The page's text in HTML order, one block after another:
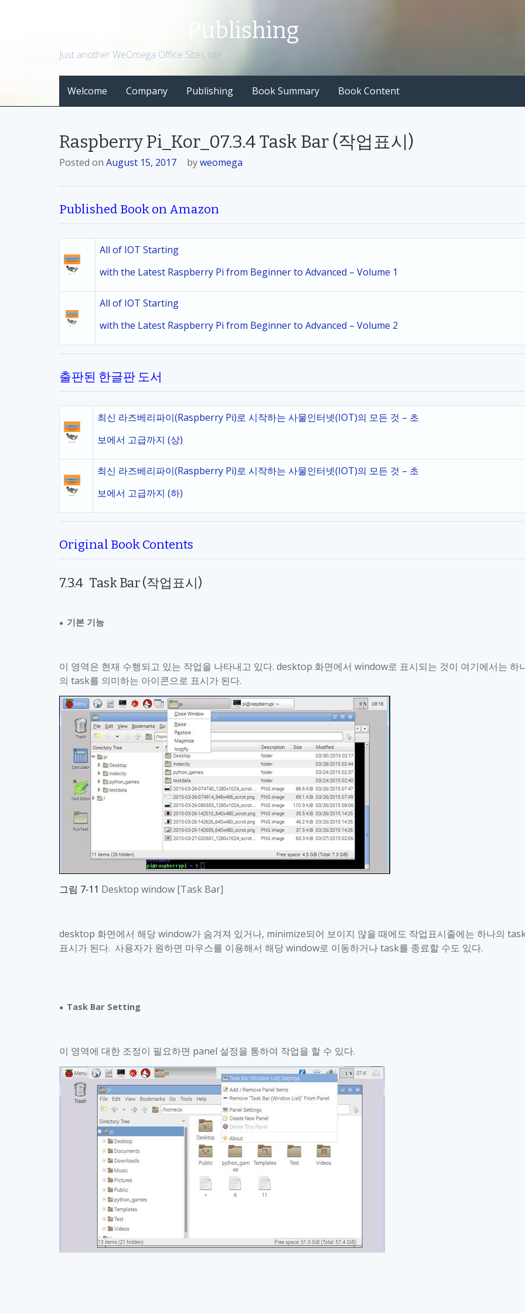
o
WeOmega - Publishing
Just another WeOmega Office Sites site
Welcome Company Publishing Book Summary Book Content
Raspberry Pi_Kor_07.3.4 Task Bar (작업표시)
Posted on August 15, 2017 byweomega
Published Book on Amazon
All of IOT Starting
with the Latest Raspberry Pi from Beginner to Advanced – Volume 1
All of IOT Starting
with the Latest Raspberry Pi from Beginner to Advanced – Volume 2
출판된 한글판 도서
최신 라즈베리파이(Raspberry Pi)로 시작하는 사물인터넷(IOT)의 모든 것 – 초
보에서 고급까지 (상)
최신 라즈베리파이(Raspberry Pi)로 시작하는 사물인터넷(IOT)의 모든 것 – 초
보에서 고급까지 (하)
Original Book Contents
7.3.4 Task Bar (작업표시)
● 기본 기능
이 영역은 현재 수행되고 있는 작업을 나타내고 있다. desktop 화면에서 window로 표시되는 것이 여기에서는 하
의 task를 의미하는 아이콘으로 표시가 된다.
그림 7‑11 Desktop window [Task Bar]
desktop 화면에서 해당window가 숨겨져 있거나, minimize되어 보이지 않을 때에도 작업표시줄에는 하나의
표시가 된다. 사용자가 원하면 마우스를 이용해서 해당window로 이동하거나task를 종료할 수도 있다.
● Task Bar Setting
이 영역에 대한 조정이 필요하면 panel 설정을 통하여 작업을 할 수 있다.